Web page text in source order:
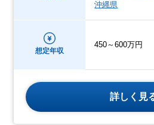
沖縄県
想定年収
450～600万円
詳しく見